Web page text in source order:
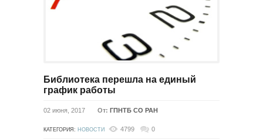
Библиотека перешла на единый
график работы
02 июня, 2017 От: ГПНТБ СО РАН
КАТЕГОРИЯ: НОВОСТИ 4799 0